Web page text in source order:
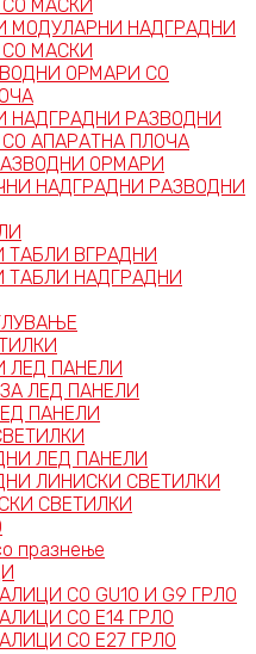
МАСКИ
МОДУЛАРНИ НАДГРАДНИ
МАСКИ
ОРМАРИ СО
НАДГРАДНИ РАЗВОДНИ
АПАРАТНА ПЛОЧА
ОРМАРИ
НАДГРАДНИ РАЗВОДНИ
ТАБЛИ ВГРАДНИ
ТАБЛИ НАДГРАДНИ
ЛЕД ПАНЕЛИ
ЛЕД ПАНЕЛИ
ПАНЕЛИ
ЛЕД ПАНЕЛИ
ЛИНИСКИ СВЕТИЛКИ
СВЕТИЛКИ
празнење
СО GU10 И G9 ГРЛО
СО Е14 ГРЛО
СО Е27 ГРЛО